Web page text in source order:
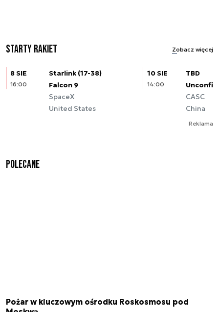
Starty rakiet Zobacz więcej
8 SIE
16:00
Starlink (17-38)
Falcon 9
SpaceX
United States
10 SIE
14:00
TBD
CASC
China
Reklama
Polecane
Pożar w kluczowym ośrodku Roskosmosu pod